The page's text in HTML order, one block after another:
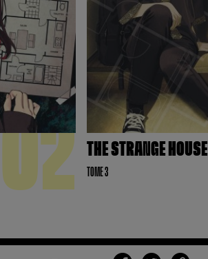
02 THE STRANGE HOUSE
TOME 3